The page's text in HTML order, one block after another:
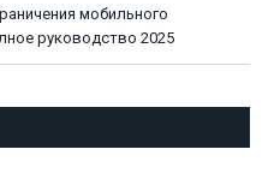
мобильного
руководство 2025